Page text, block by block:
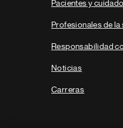
Pacientes y
Profesionales de la
Responsabilidad
Noticias
Carreras